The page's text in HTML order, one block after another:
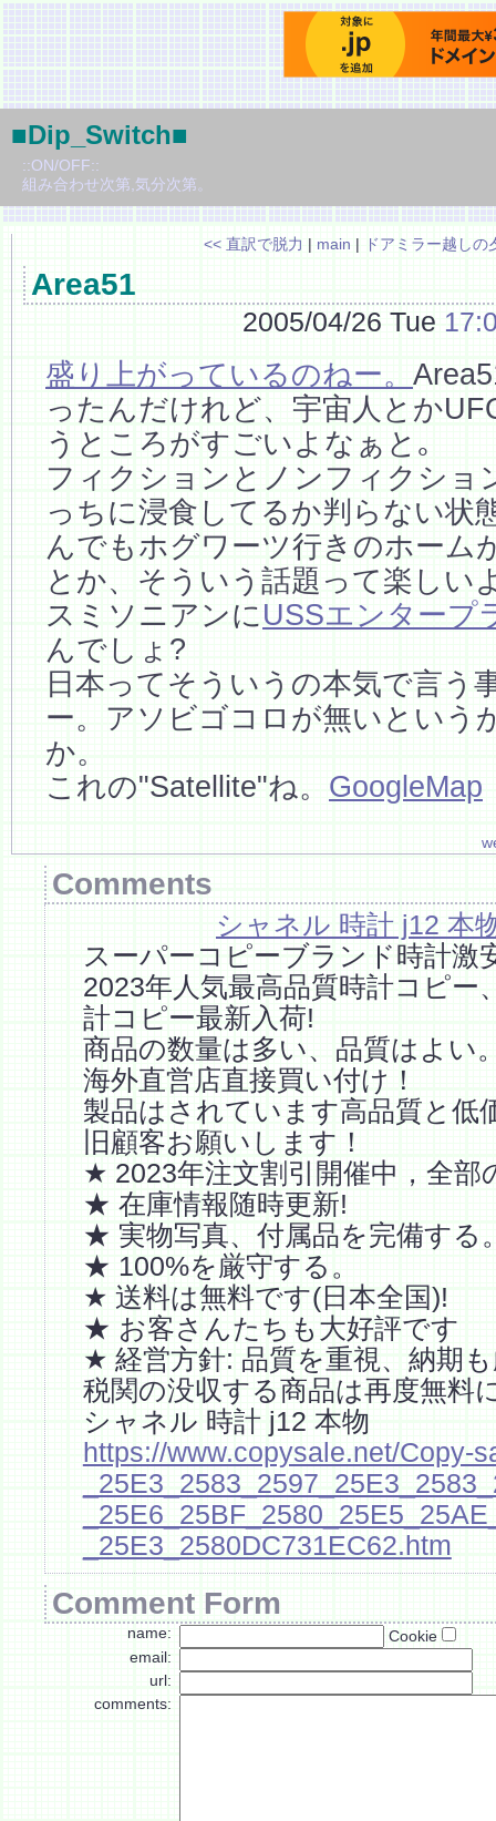
■Dip_Switch■
::ON/OFF::
組み合わせ次第,気分次第。
<< 直訳で脱力 | main | ドアミラー越しの
Area51
2005/04/26 Tue
盛り上がっているのねー。
ったんだけれど、宇宙人とか
うところがすごいよなぁと｡
フィクションとノンフィクショ
っちに浸食してるか判らない状
んでもホグワーツ行きのホーム
とか、そういう話題って楽しい
スミソニアンにUSSエンタープ
んでしょ?
日本ってそういうの本気で言う
ー。アソビゴコロが無いという
か。
これの"Satellite"ね。 GoogleMap
Comments
シャネル 時計 j12 本
スーパーコピーブランド時計激
2023年人気最高品質時計コピー
計コピー最新入荷!
商品の数量は多い、品質はよい
海外直営店直接買い付け！
製品はされています高品質と低
旧顧客お願いします！
★ 2023年注文割引開催中，全部
★ 在庫情報随時更新!
★ 実物写真、付属品を完備する
★ 100%を厳守する。
★ 送料は無料です(日本全国)!
★ お客さんたちも大好評です
★ 経営方針: 品質を重視、納期
税関の没収する商品は再度無料
シャネル 時計 j12 本物
https://www.copysale.net/Copy-
_25E3_2580DC731EC62.htm
Comment Form
name:
Cookie
email:
url:
comments: